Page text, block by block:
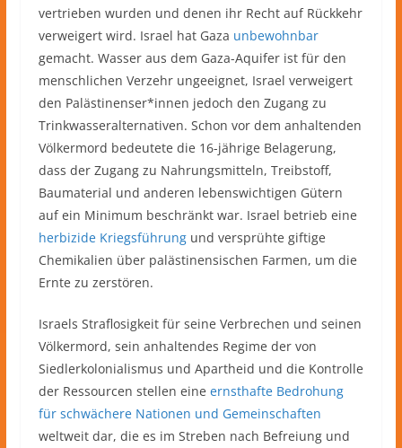
vertrieben wurden und denen ihr Recht auf Rückkehr
verweigert wird. Israel hat Gaza unbewohnbar
gemacht. Wasser aus dem Gaza-Aquifer ist für den
menschlichen Verzehr ungeeignet, Israel verweigert
den Palästinenser*innen jedoch den Zugang zu
Trinkwasseralternativen. Schon vor dem anhaltenden
Völkermord bedeutete die 16-jährige Belagerung,
dass der Zugang zu Nahrungsmitteln, Treibstoff,
Baumaterial und anderen lebenswichtigen Gütern
auf ein Minimum beschränkt war. Israel betrieb eine
herbizide Kriegsführungund versprühte giftige
Chemikalien über palästinensischen Farmen, um die
Ernte zu zerstören.
Israels Straflosigkeit für seine Verbrechen und seinen
Völkermord, sein anhaltendes Regime der von
Siedlerkolonialismus und Apartheid und die Kontrolle
der Ressourcen stellen eine ernsthafte Bedrohung
für schwächere Nationen und Gemeinschaften
weltweit dar, die es im Streben nach Befreiung und